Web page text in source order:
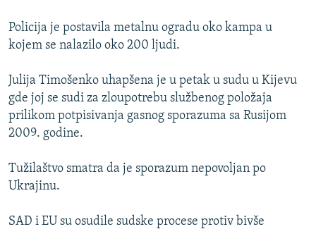
ISPRIČAJ MI
SPECIJALI RSE
VIŠE OD NASLOVA
GENOCID U SREBRENICI
POPLAVE I KLIZIŠTA U BIH 2024.
TV LIBERTY
POST SCRIPTUM
PRATITE NAS
Sve RFE/RL stranice
Policija je postavila metalnu ogradu oko kampa u
kojem se nalazilo oko 200 ljudi.
Julija Timošenko uhapšena je u petak u sudu u Kijevu
gde joj se sudi za zloupotrebu službenog položaja
prilikom potpisivanja gasnog sporazuma sa Rusijom
2009. godine.
Tužilaštvo smatra da je sporazum nepovoljan po
Ukrajinu.
SAD i EU su osudile sudske procese protiv bivše